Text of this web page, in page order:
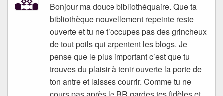
Bonjour ma douce bibliothéquaire. Que ta
bibliothèque nouvellement repeinte reste
ouverte et tu ne t’occupes pas des grincheux
de tout poils qui arpentent les blogs. Je
pense que le plus important c’est que tu
trouves du plaisir à tenir ouverte la porte de
ton antre et laisses courrir. Comme tu ne
cours pas après le BR gardes tes fidèles et